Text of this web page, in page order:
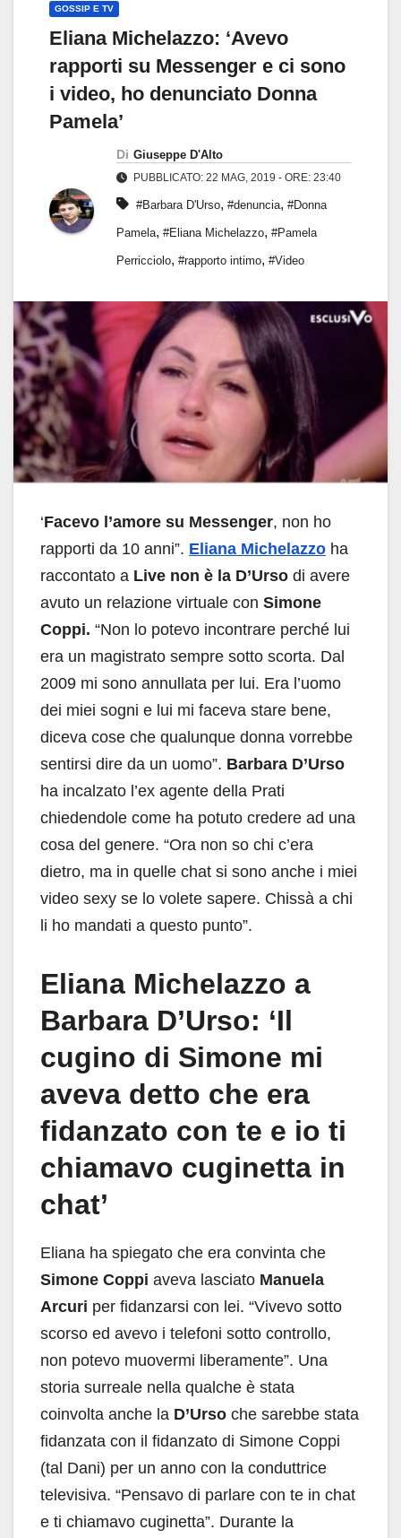
GOSSIP E TV
Eliana Michelazzo: ‘Avevo
rapporti su Messenger e ci sono
i video, ho denunciato Donna
Pamela’
Di Giuseppe D'Alto
PUBBLICATO: 22 MAG, 2019 - ORE: 23:40
#Barbara D'Urso, #denuncia, #Donna
Pamela, #Eliana Michelazzo, #Pamela
Perricciolo, #rapporto intimo, #Video
‘Facevo l’amore su Messenger, non ho
rapporti da 10 anni”. Eliana Michelazzo ha
raccontato a Live non è la D’Urso di avere
avuto un relazione virtuale con Simone
Coppi. “Non lo potevo incontrare perché lui
era un magistrato sempre sotto scorta. Dal
2009 mi sono annullata per lui. Era l’uomo
dei miei sogni e lui mi faceva stare bene,
diceva cose che qualunque donna vorrebbe
sentirsi dire da un uomo”. Barbara D’Urso
ha incalzato l’ex agente della Prati
chiedendole come ha potuto credere ad una
cosa del genere. “Ora non so chi c’era
dietro, ma in quelle chat si sono anche i miei
video sexy se lo volete sapere. Chissà a chi
li ho mandati a questo punto”.
Eliana Michelazzo a
Barbara D’Urso: ‘Il
cugino di Simone mi
aveva detto che era
fidanzato con te e io ti
chiamavo cuginetta in
chat’
Eliana ha spiegato che era convinta che
Simone Coppi aveva lasciato Manuela
Arcuri per fidanzarsi con lei. “Vivevo sotto
scorso ed avevo i telefoni sotto controllo,
non potevo muovermi liberamente”. Una
storia surreale nella qualche è stata
coinvolta anche la D’Urso che sarebbe stata
fidanzata con il fidanzato di Simone Coppi
(tal Dani) per un anno con la conduttrice
televisiva. “Pensavo di parlare con te in chat
e ti chiamavo cuginetta”. Durante la